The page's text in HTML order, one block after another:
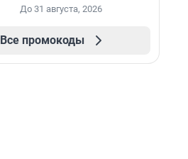
До 31 августа, 2026
Все промокоды